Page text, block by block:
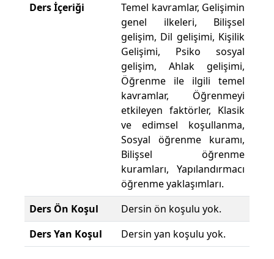
Ders İçeriği
Temel kavramlar, Gelişimin
genel ilkeleri, Bilişsel
gelişim, Dil gelişimi, Kişilik
Gelişimi, Psiko sosyal
gelişim, Ahlak gelişimi,
Öğrenme ile ilgili temel
kavramlar, Öğrenmeyi
etkileyen faktörler, Klasik
ve edimsel koşullanma,
Sosyal öğrenme kuramı,
Bilişsel öğrenme
kuramları, Yapılandırmacı
öğrenme yaklaşımları.
Ders Ön Koşul
Dersin ön koşulu yok.
Ders Yan Koşul
Dersin yan koşulu yok.